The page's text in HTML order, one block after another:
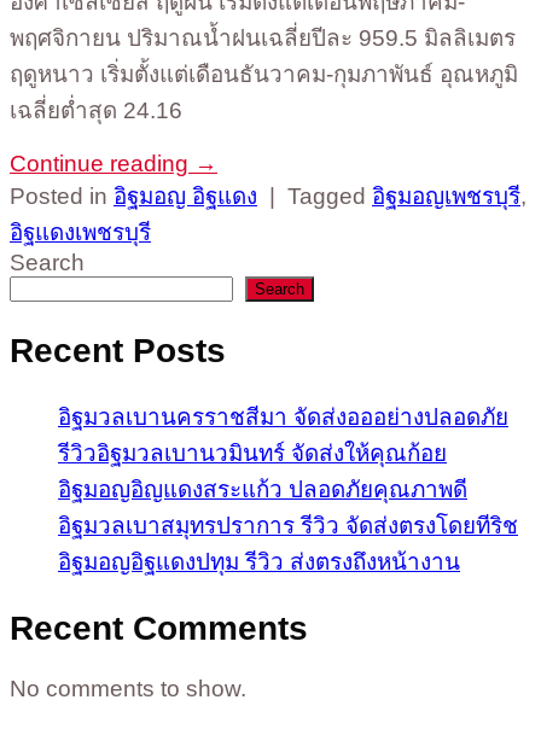
พฤศจิกายน ปริมาณน้ำฝนเฉลี่ยปีละ 959.5 มิลลิเมตร
ฤดูหนาว เริ่มตั้งแต่เดือนธันวาคม-กุมภาพันธ์ อุณหภูมิ
เฉลี่ยต่ำสุด 24.16
Continue reading →
Posted in อิฐมอญ อิฐแดง Tagged อิฐมอญเพชรบุรี,
อิฐแดงเพชรบุรี
Search
Search
Recent Posts
อิฐมวลเบานครราชสีมา จัดส่งอออย่างปลอดภัย
รีวิวอิฐมวลเบานวมินทร์ จัดส่งให้คุณก้อย
อิฐมอญอิญแดงสระแก้ว ปลอดภัยคุณภาพดี
อิฐมวลเบาสมุทรปราการ รีวิว จัดส่งตรงโดยทีริช
อิฐมอญอิฐแดงปทุม รีวิว ส่งตรงถึงหน้างาน
Recent Comments
No comments to show.